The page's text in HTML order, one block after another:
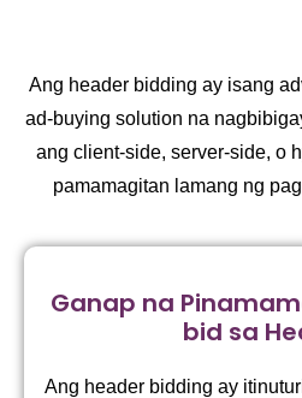
Ang header bidding ay isang
ad-buying solution na
ang client-side, server-side, o
pamamagitan lamang ng
Ganap na
bid sa
Ang header bidding ay